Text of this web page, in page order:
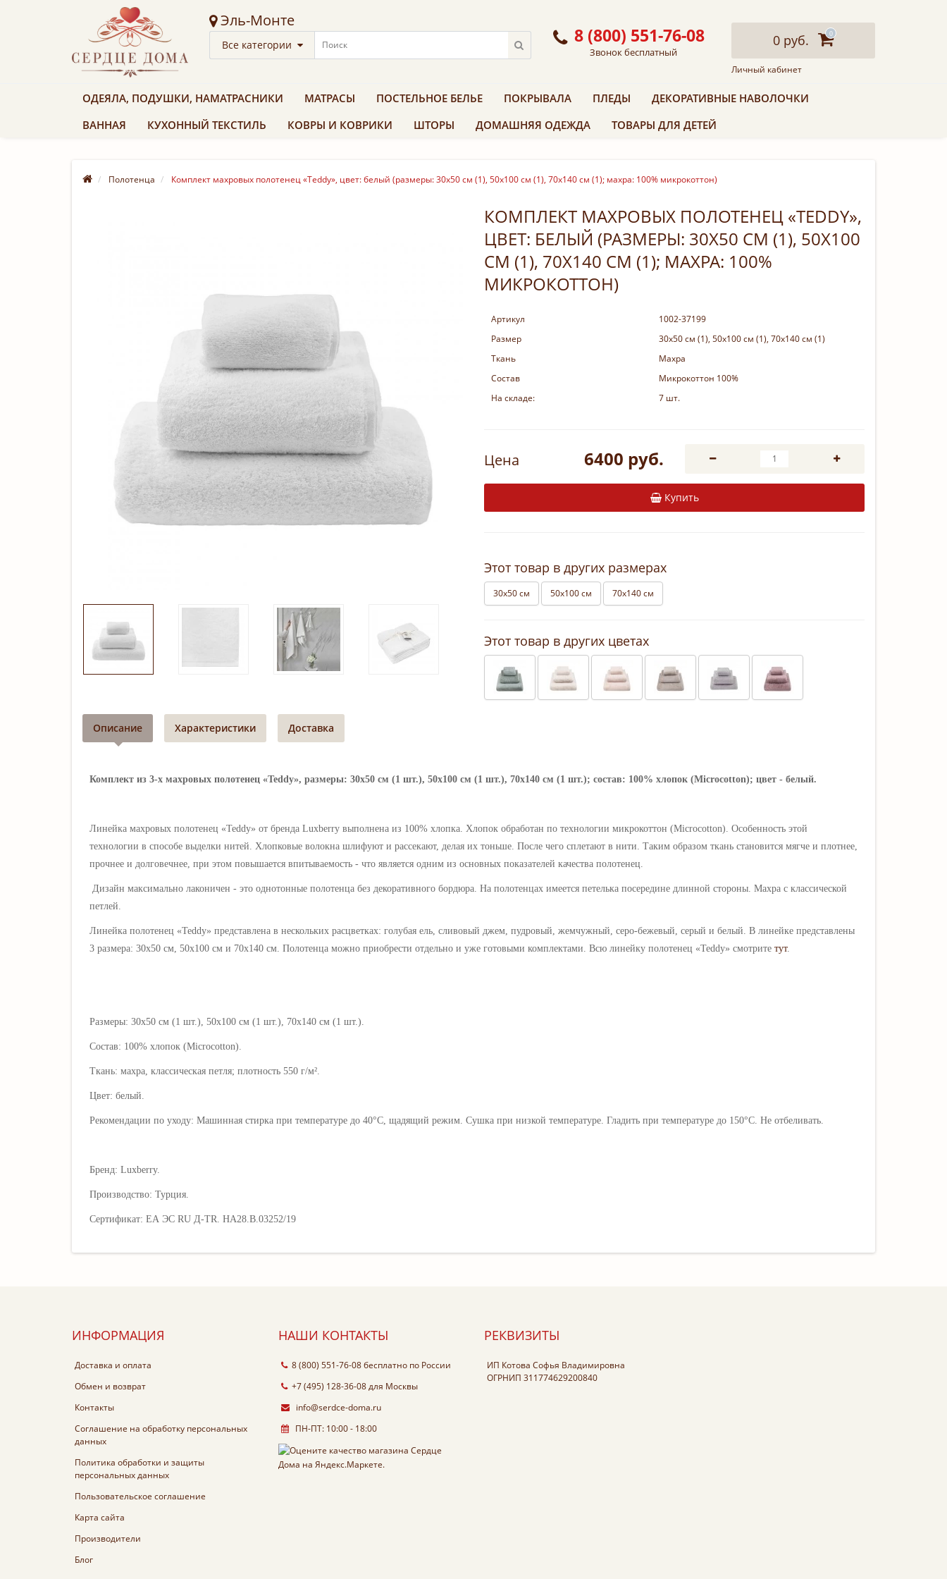
Эль-Монте
Все категории 8 (800) 551-76-08
Звонок бесплатный
0 руб. 0
Личный кабинет
ОДЕЯЛА, ПОДУШКИ, НАМАТРАСНИКИ МАТРАСЫ ПОСТЕЛЬНОЕ БЕЛЬЕ ПОКРЫВАЛА ПЛЕДЫ
ДЕКОРАТИВНЫЕ НАВОЛОЧКИ
ВАННАЯ
КУХОННЫЙ ТЕКСТИЛЬ КОВРЫ И КОВРИКИ ШТОРЫ ДОМАШНЯЯ ОДЕЖДА ТОВАРЫ ДЛЯ ДЕТЕЙ
Полотенца Комплект махровых полотенец «Teddy», цвет: белый (размеры: 30x50 см (1), 50х100 см (1), 70х140 см (1); махра: 100% микрокоттон)
КОМПЛЕКТ МАХРОВЫХ ПОЛОТЕНЕЦ «TEDDY»,
ЦВЕТ: БЕЛЫЙ (РАЗМЕРЫ: 30X50 СМ (1), 50Х100
СМ (1), 70Х140 СМ (1); МАХРА: 100%
МИКРОКОТТОН)
Артикул
1002-37199
Размер
30х50 см (1), 50х100 см (1), 70х140 см (1)
Ткань
Махра
Состав
Микрокоттон 100%
На складе:
7 шт.
Цена 6400 руб.
Купить
Этот товар в других размерах
30х50 см 50х100 см 70х140 см
Этот товар в других цветах
Описание Характеристики Доставка
Комплект из 3-х махровых полотенец «Teddy», размеры: 30х50 см (1 шт.), 50х100 см (1 шт.), 70х140 см (1 шт.); состав: 100% хлопок (Microcotton); цвет - белый.
Линейка махровых полотенец «Teddy» от бренда Luxberry выполнена из 100% хлопка. Хлопок обработан по технологии микрокоттон (Microcotton). Особенность этой
технологии в способе выделки нитей. Хлопковые волокна шлифуют и рассекают, делая их тоньше. После чего сплетают в нити. Таким образом ткань становится мягче и плотнее,
прочнее и долговечнее, при этом повышается впитываемость - что является одним из основных показателей качества полотенец.
Дизайн максимально лаконичен - это однотонные полотенца без декоративного бордюра. На полотенцах имеется петелька посередине длинной стороны. Махра с классической
петлей.
Линейка полотенец «Teddy» представлена в нескольких расцветках: голубая ель, сливовый джем, пудровый, жемчужный, серо-бежевый, серый и белый. В линейке представлены
3 размера: 30х50 см, 50х100 см и 70х140 см. Полотенца можно приобрести отдельно и уже готовыми комплектами. Всю линейку полотенец «Teddy» смотрите тут.
Размеры: 30х50 см (1 шт.), 50х100 см (1 шт.), 70х140 см (1 шт.).
Состав: 100% хлопок (Microcotton).
Ткань: махра, классическая петля; плотность 550 г/м².
Цвет: белый.
Рекомендации по уходу: Машинная стирка при температуре до 40°C, щадящий режим. Сушка при низкой температуре. Гладить при температуре до 150°C . Не отбеливать.
Бренд: Luxberry.
Производство: Турция.
Сертификат: ЕА ЭС RU Д-ТR. НА28.В.03252/19
ИНФОРМАЦИЯ
Доставка и оплата
Обмен и возврат
Контакты
Соглашение на обработку персональных
данных
Политика обработки и защиты
персональных данных
Пользовательское соглашение
Карта сайта
Производители
Блог
НАШИ КОНТАКТЫ
8 (800) 551-76-08бесплатно по России
+7 (495) 128-36-08для Москвы
info@serdce-doma.ru
ПН-ПТ: 10:00 - 18:00
РЕКВИЗИТЫ
ИП Котова Софья Владимировна
ОГРНИП 311774629200840